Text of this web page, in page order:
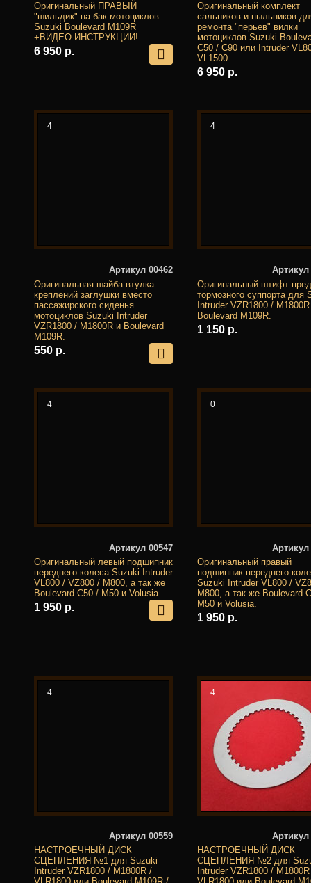
Оригинальный ПРАВЫЙ
"шильдик" на бак мотоциклов
Suzuki Boulevard M109R
+ВИДЕО-ИНСТРУКЦИИ!
6 950 р.
Оригинальный комплект
сальников и пыльников
ремонта "перьев" вилки
мотоциклов Suzuki
C50 / C90 или Intruder
VL1500.
6 950 р.
4
Артикул 00462
Оригинальная шайба-втулка
креплений заглушки вместо
пассажирского сиденья
мотоциклов Suzuki Intruder
VZR1800 / M1800R и Boulevard
M109R.
550 р.
4
Артикул
Оригинальный штифт
тормозного суппорта для
Intruder VZR1800 /
Boulevard M109R.
1 150 р.
4
Артикул 00547
Оригинальный левый подшипник
переднего колеса Suzuki Intruder
VL800 / VZ800 / M800, а так же
Boulevard C50 / M50 и Volusia.
1 950 р.
0
Артикул
Оригинальный правый
подшипник переднего
Suzuki Intruder VL800 /
M800, а так же Boulevard
M50 и Volusia.
1 950 р.
4
Артикул 00559
НАСТРОЕЧНЫЙ ДИСК
СЦЕПЛЕНИЯ №1 для Suzuki
Intruder VZR1800 / M1800R /
4
Артикул
НАСТРОЕЧНЫЙ ДИСК
СЦЕПЛЕНИЯ №2 для
Intruder VZR1800 /